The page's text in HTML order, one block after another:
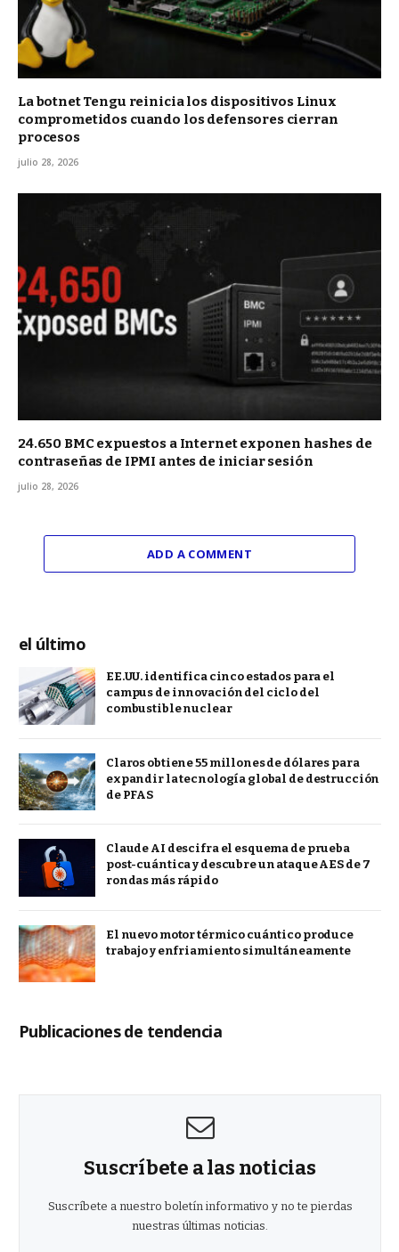
La botnet Tengu reinicia los dispositivos Linux
comprometidos cuando los defensores cierran
procesos
julio 28, 2026
24.650 BMC expuestos a Internet exponen hashes de
contraseñas de IPMI antes de iniciar sesión
julio 28, 2026
ADD A COMMENT
el último
EE.UU. identifica cinco estados para el
campus de innovación del ciclo del
combustible nuclear
Claros obtiene 55 millones de dólares para
expandir la tecnología global de destrucción
de PFAS
Claude AI descifra el esquema de prueba
post-cuántica y descubre un ataque AES de 7
rondas más rápido
El nuevo motor térmico cuántico produce
trabajo y enfriamiento simultáneamente
Publicaciones de tendencia
Suscríbete a las noticias
Suscríbete a nuestro boletín informativo y no te pierdas
nuestras últimas noticias.